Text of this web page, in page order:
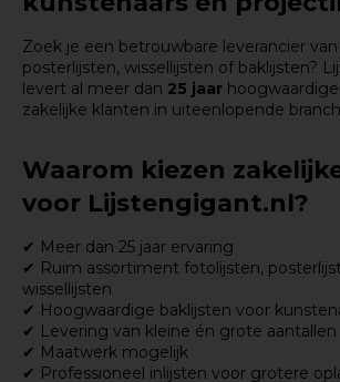
Zoek je een betrouwbare leverancier van
posterlijsten, wissellijsten of baklijsten?
levert al meer dan 25 jaar
zakelijke klanten in uiteenlopende
Waarom kiezen
voor Lijstengigant.nl?
✔ Meer dan 25 jaar ervaring
✔ Ruim assortiment fotolijsten,
wissellijsten
✔ Hoogwaardige baklijsten voor
✔ Levering van kleine én grote aantallen
✔ Maatwerk mogelijk
✔ Professioneel inlijsten voor grotere